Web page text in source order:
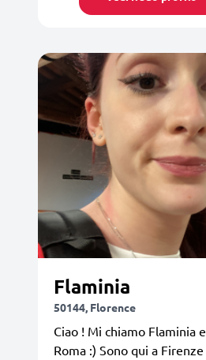
Flaminia
50144, Florence
Ciao ! Mi chiamo Flaminia
Roma :) Sono qui a